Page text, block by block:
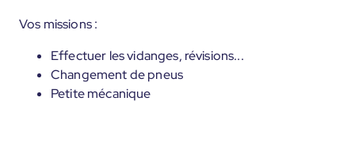
Vos missions :
Effectuer les vidanges, révisions...
Changement de pneus
Petite mécanique